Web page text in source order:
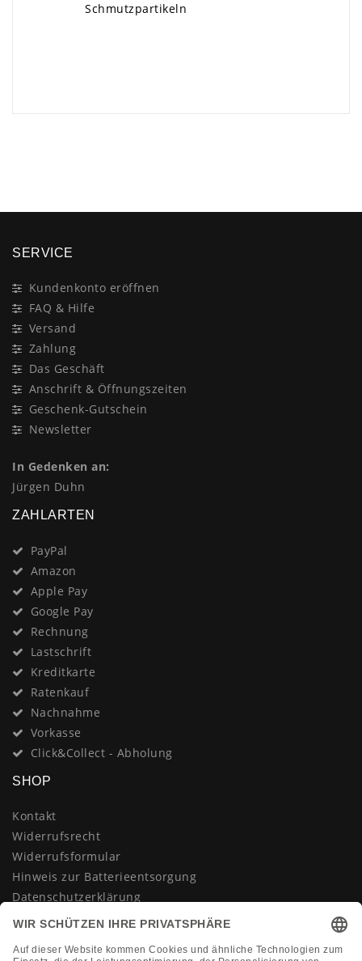
Schmutzpartikeln
SERVICE
Kundenkonto eröffnen
FAQ & Hilfe
Versand
Zahlung
Das Geschäft
Anschrift & Öffnungszeiten
Geschenk-Gutschein
Newsletter
In Gedenken an:
Jürgen Duhn
ZAHLARTEN
PayPal
Amazon
Apple Pay
Google Pay
Rechnung
Lastschrift
Kreditkarte
Ratenkauf
Nachnahme
Vorkasse
Click&Collect - Abholung
SHOP
Kontakt
Widerrufsrecht
Widerrufsformular
Hinweis zur Batterieentsorgung
Datenschutzerklärung
AGB